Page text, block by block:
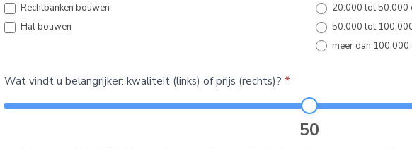
Rechtbanken bouwen
Hal bouwen
20.000 tot 50.000
50.000 tot
meer dan 100.000
Wat vindt u belangrijker: kwaliteit (links) of prijs (rechts)? *
50